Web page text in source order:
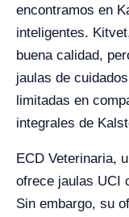
encontramos en
inteligentes.
buena calidad,
jaulas de
limitadas en
integrales de
ECD Veterinaria,
ofrece jaulas UCI
Sin embargo, su